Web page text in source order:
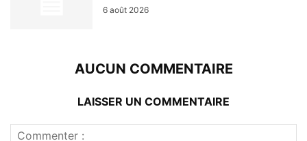
6 août 2026
AUCUN COMMENTAIRE
LAISSER UN COMMENTAIRE